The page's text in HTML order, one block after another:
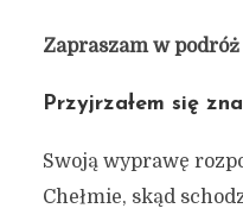
Zapraszam w podróż
Przyjrzałem się
Swoją wyprawę
Chełmie, skąd